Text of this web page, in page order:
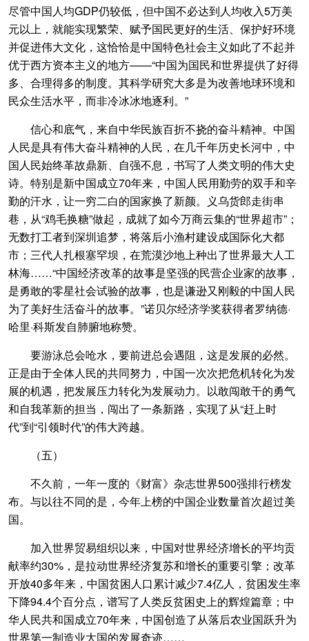
尽管中国人均GDP仍较低，但中国不必达到人均收入5万美
元以上，就能实现繁荣、赋予国民更好的生活、保护好环境
并促进伟大文化，这恰恰是中国特色社会主义如此了不起并
优于西方资本主义的地方——“中国为国民和世界提供了好得
多、合理得多的制度。其科学研究大多是为改善地球环境和
民众生活水平，而非冷冰冰地逐利。”
信心和底气，来自中华民族百折不挠的奋斗精神。中国
人民是具有伟大奋斗精神的人民，在几千年历史长河中，中
国人民始终革故鼎新、自强不息，书写了人类文明的伟大史
诗。特别是新中国成立70年来，中国人民用勤劳的双手和辛
勤的汗水，让一穷二白的国家换了新颜。义乌货郎走街串
巷，从“鸡毛换糖”做起，成就了如今万商云集的“世界超市”；
无数打工者到深圳追梦，将落后小渔村建设成国际化大都
市；三代人扎根塞罕坝，在荒漠沙地上种出了世界最大人工
林海……“中国经济改革的故事是坚强的民营企业家的故事，
是勇敢的零星社会试验的故事，也是谦逊又刚毅的中国人民
为了美好生活奋斗的故事。”诺贝尔经济学奖获得者罗纳德·
哈里·科斯发自肺腑地称赞。
要游泳总会呛水，要前进总会遇阻，这是发展的必然。
正是由于全体人民的共同努力，中国一次次把危机转化为发
展的机遇，把发展压力转化为发展动力。以敢闯敢干的勇气
和自我革新的担当，闯出了一条新路，实现了从“赶上时
代”到“引领时代”的伟大跨越。
（五）
不久前，一年一度的《财富》杂志世界500强排行榜发
布。与以往不同的是，今年上榜的中国企业数量首次超过美
国。
加入世界贸易组织以来，中国对世界经济增长的平均贡
献率约30%，是拉动世界经济复苏和增长的重要引擎；改革
开放40多年来，中国贫困人口累计减少7.4亿人，贫困发生率
下降94.4个百分点，谱写了人类反贫困史上的辉煌篇章；中
华人民共和国成立70年来，中国创造了从落后农业国跃升为
世界第一制造业大国的发展奇迹……